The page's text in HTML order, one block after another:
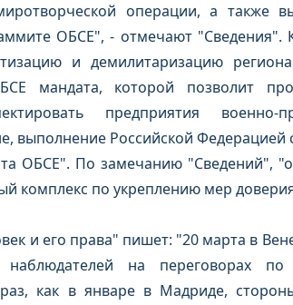
операции, а также
ОБСЕ", - отмечают "Сведения".
и демилитаризацию
мандата, которой позволит
предприятия военно-
выполнение Российской Федерацией
ОБСЕ". По замечанию "Сведений",
комплекс по укреплению мер
и его права" пишет: "20 марта в
на переговорах по
как в январе в Мадриде,